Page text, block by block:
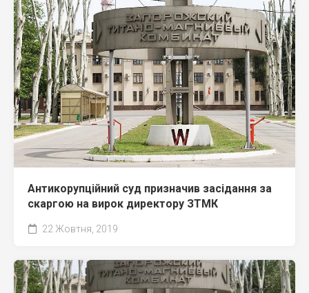
Антикорупційний суд призначив засідання за
скаргою на вирок директору ЗТМК
22 Жовтня, 2019